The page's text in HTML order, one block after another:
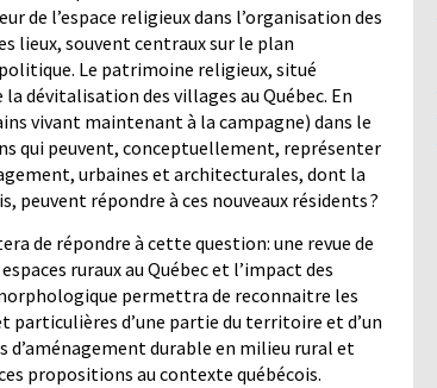
de l’espace religieux dans l’organisation des
lieux, souvent centraux sur le plan
Le patrimoine religieux, situé
dévitalisation des villages au Québec. En
vivant maintenant à la campagne) dans le
qui peuvent, conceptuellement, représenter
urbaines et architecturales, dont la
répondre à ces nouveaux résidents ?
de répondre à cette question: une revue de
ruraux au Québec et l’impact des
permettra de reconnaitre les
d’une partie du territoire et d’un
d’aménagement durable en milieu rural et
propositions au contexte québécois.